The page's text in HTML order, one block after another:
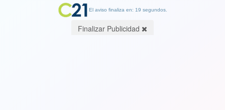
El aviso finaliza en: 19 segundos.
Finalizar Publicidad